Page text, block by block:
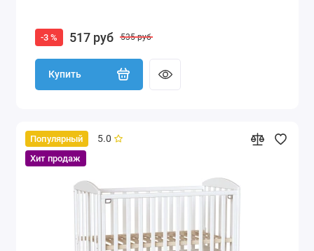
-3 % 517 руб 535 руб
Купить
Популярный
Хит продаж
5.0